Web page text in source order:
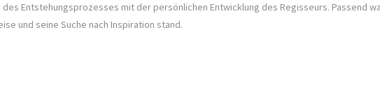
Entstehungsprozesses mit der persönlichen Entwicklung des Regisseurs. Passend
und seine Suche nach Inspiration stand.